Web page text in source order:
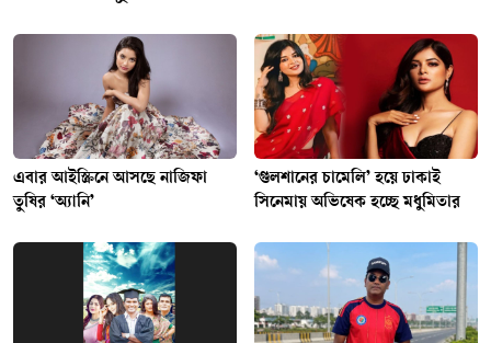
এবার আইস্ক্রিনে আসছে নাজিফা
তুষির ‘অ্যানি’
‘গুলশানের চামেলি’ হয়ে ঢাকাই
সিনেমায় অভিষেক হচ্ছে মধুমিতার